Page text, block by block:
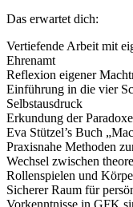
Das erwartet dich:
Vertiefende Arbeit mit
Ehrenamt
Reflexion eigener
Einführung in die vier
Selbstausdruck
Erkundung der
Eva Stützel’s Buch
Praxisnahe Methoden
Wechsel zwischen
Rollenspielen und
Sicherer Raum für